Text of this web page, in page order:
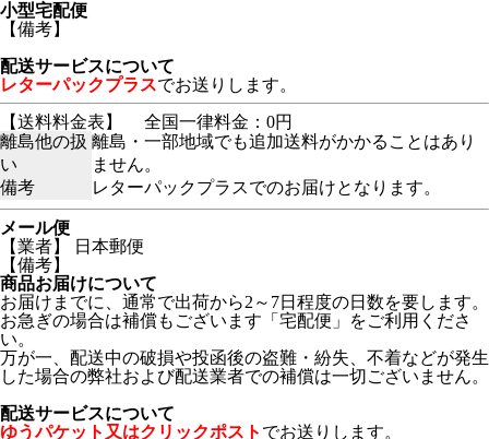
小型宅配便
【備考】
配送サービスについて
レターパックプラスでお送りします。
【送料料金表】
全国一律料金：0円
離島他の扱
い
離島・一部地域でも追加送料がかかることはあり
ません。
備考
レターパックプラスでのお届けとなります。
メール便
【業者】 日本郵便
【備考】
商品お届けについて
お届けまでに、通常で出荷から2～7日程度の日数を要します。
お急ぎの場合は補償もございます「宅配便」をご利用くださ
い。
万が一、配送中の破損や投函後の盗難・紛失、不着などが発生
した場合の弊社および配送業者での補償は一切ございません。
配送サービスについて
ゆうパケット又はクリックポスト でお送りします。